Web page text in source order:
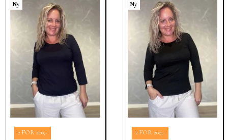
Ny
2 FOR 200,-
Ny
2 FOR 200,-